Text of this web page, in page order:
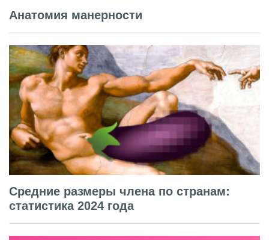
Анатомия манерности
Средние размеры члена по странам:
статистика 2024 года